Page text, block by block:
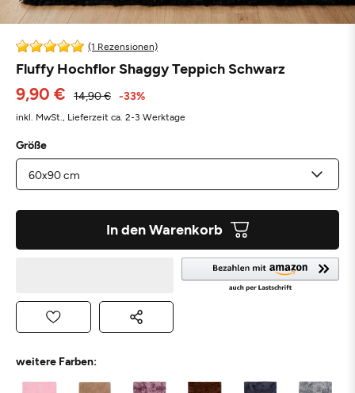
(1 Rezensionen)
Fluffy Hochflor Shaggy Teppich Schwarz
9,90 € 14,90 € -33%
inkl. MwSt., Lieferzeit ca. 2-3 Werktage
Größe
In den Warenkorb
weitere Farben: